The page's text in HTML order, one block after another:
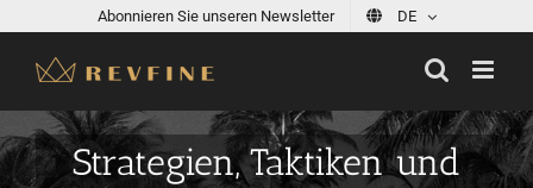
content
Abonnieren Sie unseren Newsletter DE
Strategien, Taktiken und